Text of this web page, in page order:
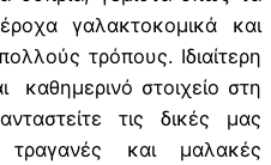
γαλακτοκομικά και
τρόπους. Ιδιαίτερη
καθημερινό στοιχείο στη
τις δικές μας
και μαλακές